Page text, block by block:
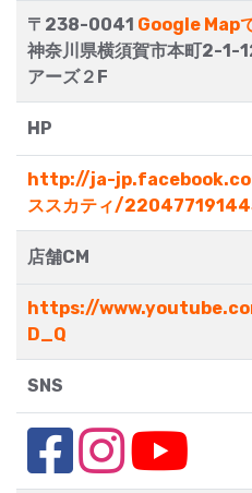
〒238-0041 Google Map
神奈川県横須賀市本町2-1-
アーズ２F
HP
http://ja-
ススカティ/
店舗CM
https://
D_Q
SNS